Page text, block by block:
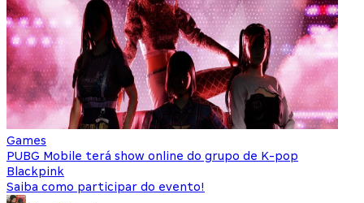
Games
PUBG Mobile terá show online do grupo de K-pop
Blackpink
Saiba como participar do evento!